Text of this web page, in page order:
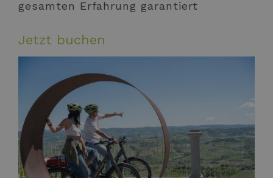
gesamten Erfahrung garantiert
Jetzt buchen